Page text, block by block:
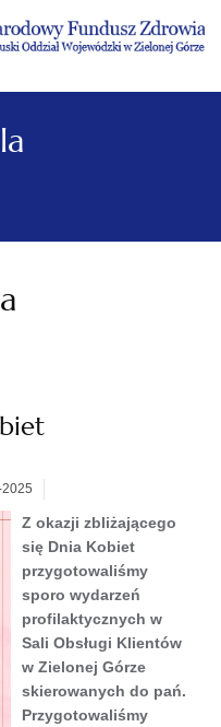
Menu
główne
Menu
lewe
Treść
główna
Szukaj
w
serwisie
Stopka
Z okazji zbliżającego
się Dnia Kobiet
przygotowaliśmy
sporo wydarzeń
profilaktycznych w
Sali Obsługi Klientów
w Zielonej Górze
skierowanych do pań.
Przygotowaliśmy